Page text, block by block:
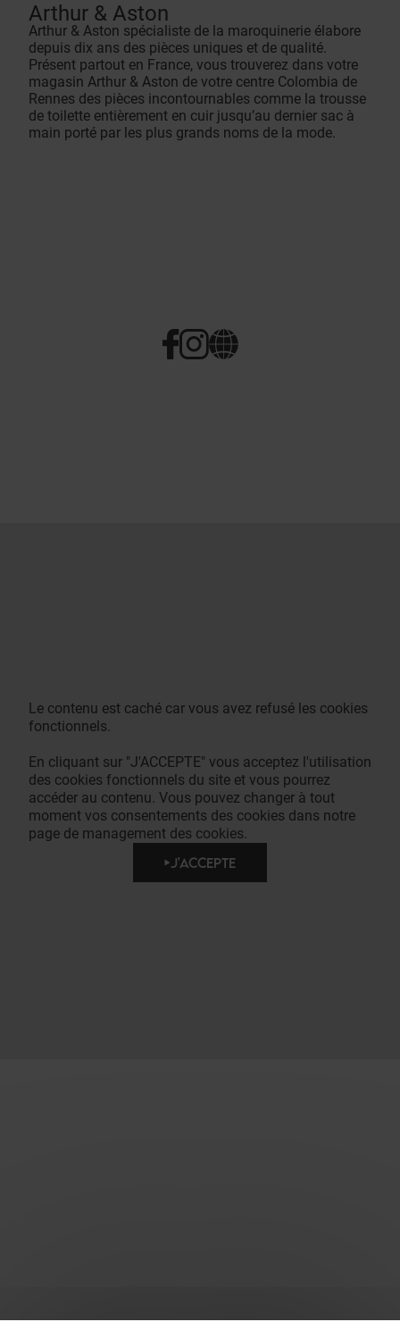
Arthur & Aston
Arthur & Aston spécialiste de la maroquinerie élabore
depuis dix ans des pièces uniques et de qualité.
Présent partout en France, vous trouverez dans votre
magasin Arthur & Aston de votre centre Colombia de
Rennes des pièces incontournables comme la trousse
de toilette entièrement en cuir jusqu’au dernier sac à
main porté par les plus grands noms de la mode.
Le contenu est caché car vous avez refusé les cookies
fonctionnels.
En cliquant sur "J'ACCEPTE" vous acceptez l'utilisation
des cookies fonctionnels du site et vous pourrez
accéder au contenu. Vous pouvez changer à tout
moment vos consentements des cookies dans notre
page de management des cookies.
J'ACCEPTE